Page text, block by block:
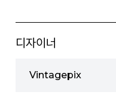
디자이너
Vintagepix